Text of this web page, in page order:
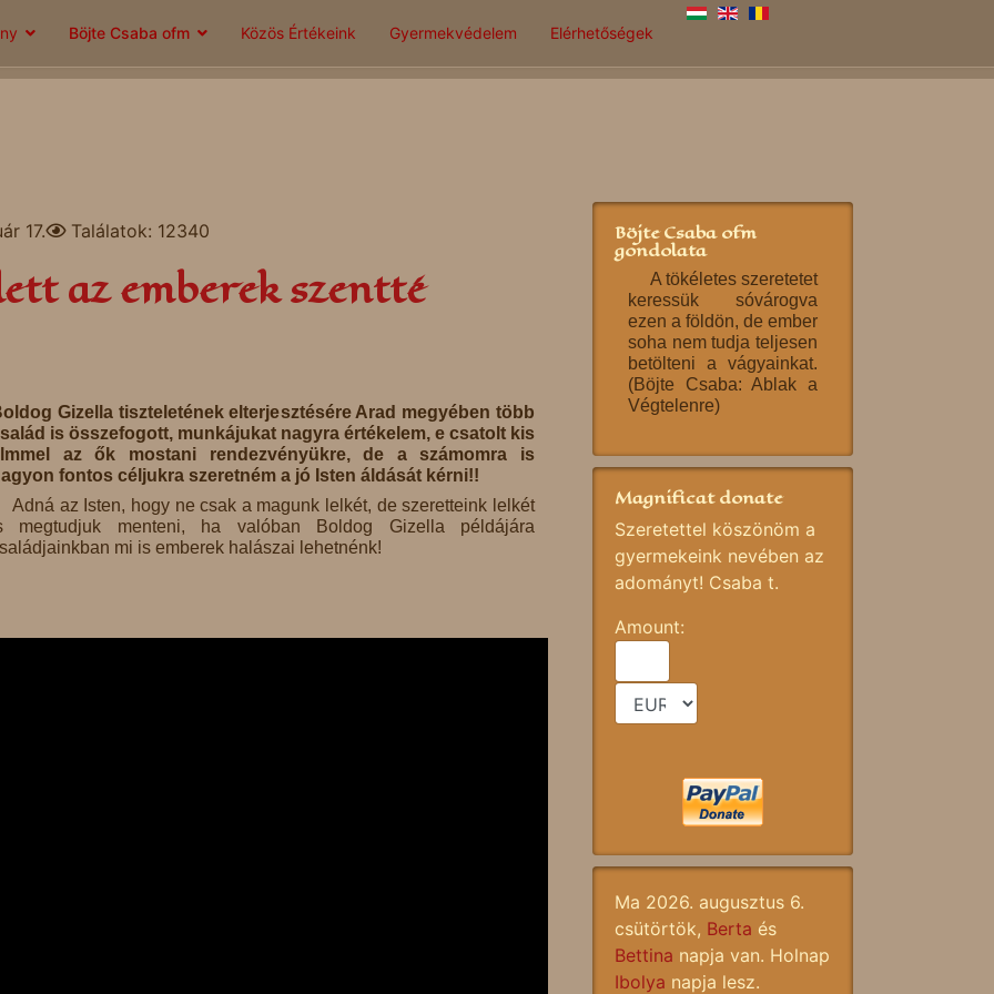
Böjte Csaba ofm Közös Értékeink Gyermekvédelem Elérhetőségek
17. Találatok: 12340
az emberek szentté
Gizella tiszteletének elterjesztésére Arad megyében több
is összefogott, munkájukat nagyra értékelem, e csatolt kis
az ők mostani rendezvényükre, de a számomra is
fontos céljukra szeretném a jó Isten áldását kérni!!
Adná az Isten, hogy ne csak a magunk lelkét, de szeretteink lelkét
megtudjuk menteni, ha valóban Boldog Gizella példájára
mi is emberek halászai lehetnénk!
Böjte Csaba ofm
gondolata
A tökéletes szeretetet
keressük sóvárogva
ezen a földön, de ember
soha nem tudja teljesen
betölteni a vágyainkat.
(Böjte Csaba: Ablak a
Végtelenre)
Magnificat donate
Szeretettel köszönöm a
gyermekeink nevében az
adományt! Csaba t.
Amount:
Ma 2026. augusztus 6.
csütörtök, Berta és
Bettina napja van. Holnap
Ibolya napja lesz.